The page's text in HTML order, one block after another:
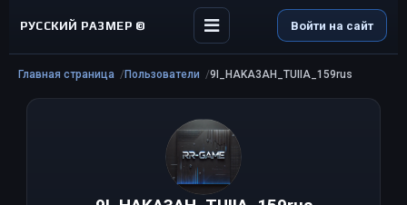
РУССКИЙ РАЗМЕР © Войти на сайт
Главная страница Пользователи 9I_HAKA3AH_TUIIA_159rus